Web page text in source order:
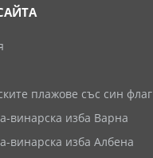
плажове със син флаг
винарска изба Варна
винарска изба Албена